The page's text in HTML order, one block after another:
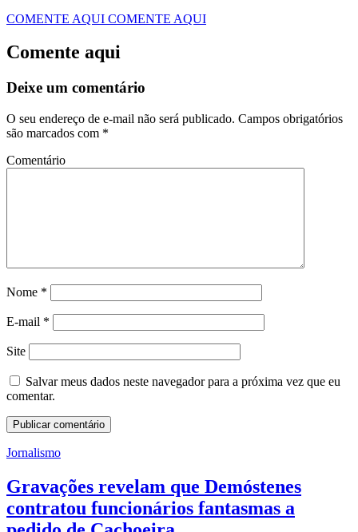
COMENTE AQUI COMENTE AQUI
Comente aqui
Deixe um comentário
O seu endereço de e-mail não será publicado. Campos obrigatórios
são marcados com *
Comentário
Nome *
E-mail *
Site
Salvar meus dados neste navegador para a próxima vez que eu
comentar.
Jornalismo
Gravações revelam que Demóstenes
contratou funcionários fantasmas a